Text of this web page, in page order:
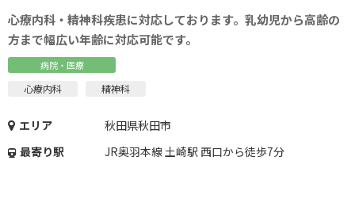
心療内科・精神科疾患に対応しております。乳幼児から高齢の
方まで幅広い年齢に対応可能です。
病院・医療
心療内科 精神科
エリア
秋田県秋田市
最寄り駅
JR奥羽本線 土崎駅 西口から徒歩7分